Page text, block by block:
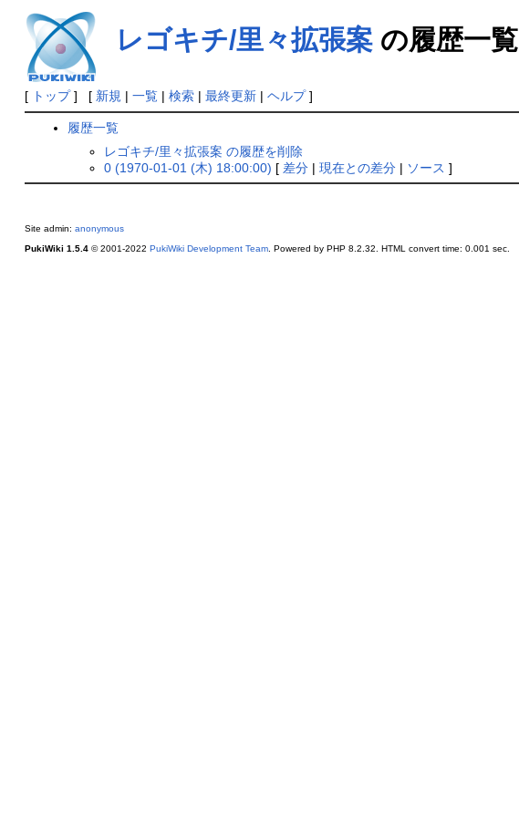
レゴキチ/里々拡張案の履歴一覧
[ トップ] [ 新規 | 一覧| 検索| 最終更新| ヘルプ]
履歴一覧
レゴキチ/里々拡張案 の履歴を削除
0 (1970-01-01 (木) 18:00:00) [ 差分 |現在との差分 | ソース ]
Site admin: anonymous
PukiWiki 1.5.4© 2001-2022 PukiWiki Development Team. Powered by PHP 8.2.32. HTML convert time: 0.001 sec.